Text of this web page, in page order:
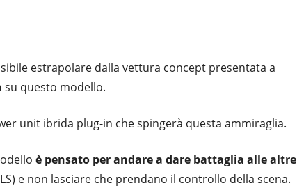
estrapolare dalla vettura concept presentata a
su questo modello.
unit ibrida plug-in che spingerà questa ammiraglia.
è pensato per andare a dare battaglia alle altre
e non lasciare che prendano il controllo della scena.